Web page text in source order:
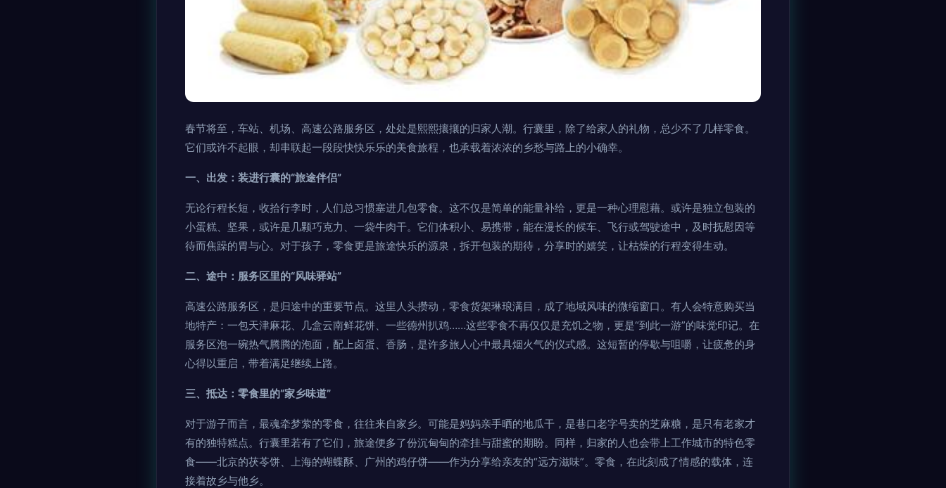
春节将至，车站、机场、高速公路服务区，处处是熙熙攘攘的归家人潮。行囊里，除了给家人的礼物，总少不了几样零食。
它们或许不起眼，却串联起一段段快快乐乐的美食旅程，也承载着浓浓的乡愁与路上的小确幸。
一、出发：装进行囊的“旅途伴侣”
无论行程长短，收拾行李时，人们总习惯塞进几包零食。这不仅是简单的能量补给，更是一种心理慰藉。或许是独立包装的
小蛋糕、坚果，或许是几颗巧克力、一袋牛肉干。它们体积小、易携带，能在漫长的候车、飞行或驾驶途中，及时抚慰因等
待而焦躁的胃与心。对于孩子，零食更是旅途快乐的源泉，拆开包装的期待，分享时的嬉笑，让枯燥的行程变得生动。
二、途中：服务区里的“风味驿站”
高速公路服务区，是归途中的重要节点。这里人头攒动，零食货架琳琅满目，成了地域风味的微缩窗口。有人会特意购买当
地特产：一包天津麻花、几盒云南鲜花饼、一些德州扒鸡……这些零食不再仅仅是充饥之物，更是“到此一游”的味觉印记。在
服务区泡一碗热气腾腾的泡面，配上卤蛋、香肠，是许多旅人心中最具烟火气的仪式感。这短暂的停歇与咀嚼，让疲惫的身
心得以重启，带着满足继续上路。
三、抵达：零食里的“家乡味道”
对于游子而言，最魂牵梦萦的零食，往往来自家乡。可能是妈妈亲手晒的地瓜干，是巷口老字号卖的芝麻糖，是只有老家才
有的独特糕点。行囊里若有了它们，旅途便多了份沉甸甸的牵挂与甜蜜的期盼。同样，归家的人也会带上工作城市的特色零
食——北京的茯苓饼、上海的蝴蝶酥、广州的鸡仔饼——作为分享给亲友的“远方滋味”。零食，在此刻成了情感的载体，连
接着故乡与他乡。